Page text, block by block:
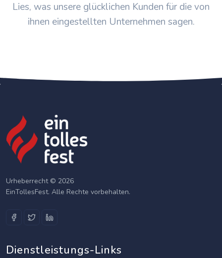
Lies, was unsere glücklichen Kunden für die von
ihnen eingestellten Unternehmen sagen.
Urheberrecht © 2026
EinTollesFest. Alle Rechte vorbehalten.
Dienstleistungs-Links